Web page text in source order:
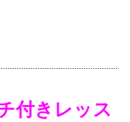
付きレッス